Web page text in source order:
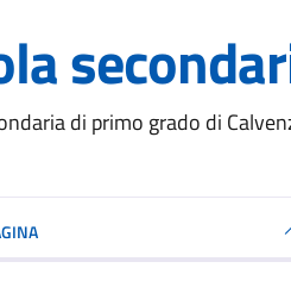
di primo grado di